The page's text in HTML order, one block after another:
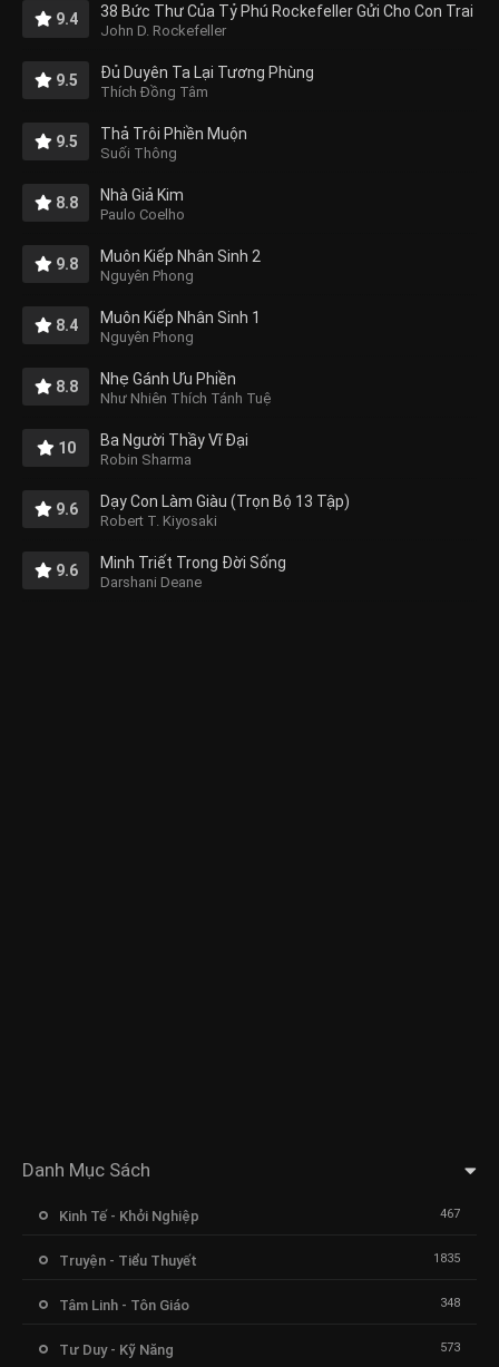
9.4 38 Bức Thư Của Tỷ Phú Rockefeller Gửi Cho Con Trai
John D. Rockefeller
9.5 Đủ Duyên Ta Lại Tương Phùng
Thích Đồng Tâm
9.5 Thả Trôi Phiền Muộn
Suối Thông
8.8 Nhà Giả Kim
Paulo Coelho
9.8 Muôn Kiếp Nhân Sinh 2
Nguyên Phong
8.4 Muôn Kiếp Nhân Sinh 1
Nguyên Phong
8.8 Nhẹ Gánh Ưu Phiền
Như Nhiên Thích Tánh Tuệ
10 Ba Người Thầy Vĩ Đại
Robin Sharma
9.6 Dạy Con Làm Giàu (Trọn Bộ 13 Tập)
Robert T. Kiyosaki
9.6 Minh Triết Trong Đời Sống
Darshani Deane
Danh Mục Sách
Kinh Tế - Khởi Nghiệp 467
Truyện - Tiểu Thuyết 1835
Tâm Linh - Tôn Giáo 348
Tư Duy - Kỹ Năng 573